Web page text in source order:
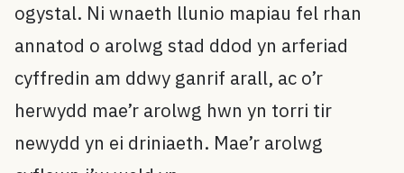
ogystal. Ni wnaeth llunio mapiau fel rhan
annatod o arolwg stad ddod yn arferiad
cyffredin am ddwy ganrif arall, ac o’r
herwydd mae’r arolwg hwn yn torri tir
newydd yn ei driniaeth. Mae’r arolwg